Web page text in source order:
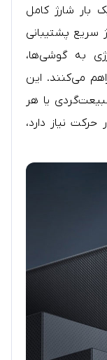
بار شارژ کامل
سریع پشتیبانی
به گوشی‌ها،
می‌کنند. این
یا هر
نیاز دارد،